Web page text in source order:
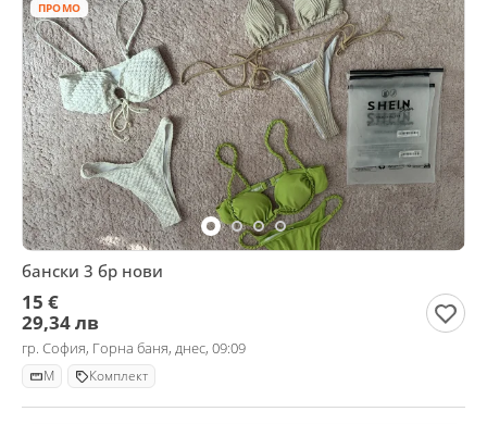
ПРОМО
бански 3 бр нови
15 €
29,34 лв
гр. София, Горна баня, днес, 09:09
M Комплект